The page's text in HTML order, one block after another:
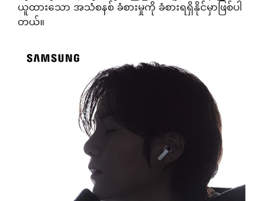
ယူထားသော အသံစနစ် ခံစားမှုကို ခံစားရရှိနိုင်မှာဖြစ်ပါ
တယ်။